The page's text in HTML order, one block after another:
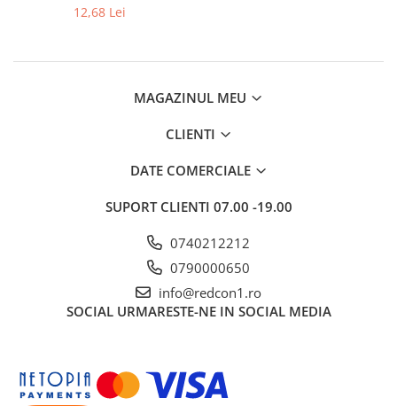
12,68 Lei
MAGAZINUL MEU
CLIENTI
DATE COMERCIALE
SUPORT CLIENTI 07.00 -19.00
0740212212
0790000650
info@redcon1.ro
SOCIAL URMARESTE-NE IN SOCIAL MEDIA